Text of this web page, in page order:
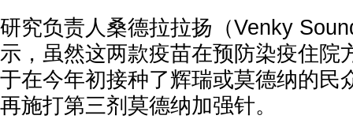
研究负责人桑德拉拉扬（Venky
示，虽然这两款疫苗在预防染疫住院
于在今年初接种了辉瑞或莫德纳的民
再施打第三剂莫德纳加强针。